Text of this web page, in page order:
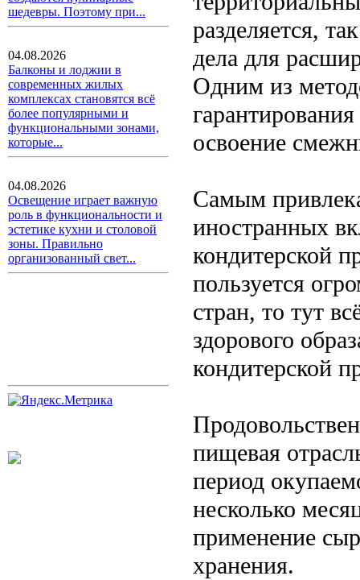
шедевры. Поэтому при...
04.08.2026
Балконы и лоджии в
современных жилых
комплексах становятся всё
более популярными и
функциональными зонами,
которые...
04.08.2026
Освещение играет важную
роль в функциональности и
эстетике кухни и столовой
зоны. Правильно
организованный свет...
разделяется,
дела для
Одним из
освоение
Самым
иностранных
кондитерской
пользуется
стран, то тут
здорового
кондитерской
пищевая
период
несколько
применение
хранения.